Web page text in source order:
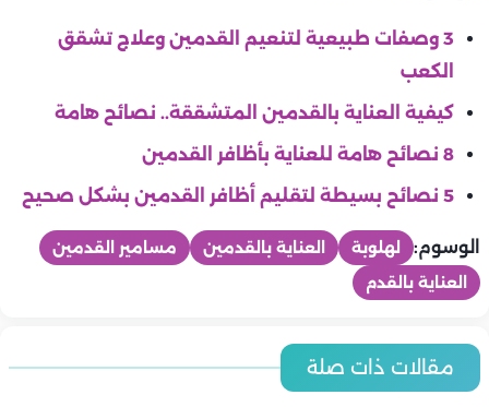
3 وصفات طبيعية لتنعيم القدمين وعلاج تشقق
الكعب
كيفية العناية بالقدمين المتشققة.. نصائح هامة
8 نصائح هامة للعناية بأظافر القدمين
5 نصائح بسيطة لتقليم أظافر القدمين بشكل صحيح
الوسوم: لهلوبة العناية بالقدمين
مسامير القدمين
العناية بالقدم
مقالات ذات صلة
جمال
6 عادات يومية لبشرة ناعمة ومشرقة خلال الصيف
جمال
جمال
جمال